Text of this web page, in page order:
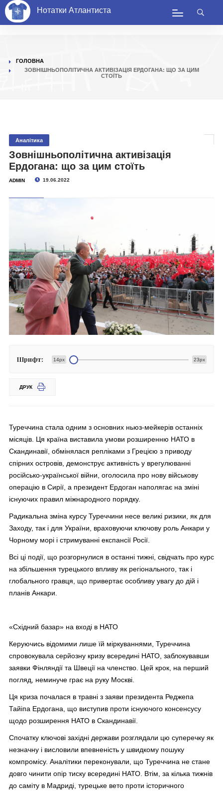
Нотатки Атлантиста
ГОЛОВНА
ЗОВНІШНЬОПОЛІТИЧНА АКТИВІЗАЦІЯ ЕРДОГАНА: ЩО ЗА ЦИМ
СТОЇТЬ
Аналітика
Зовнішньополітична активізація
Ердогана: що за цим стоїть
ADMIN 19.06.2022
Шрифт: 14px 23px
ДРУК
Туреччина стала одним з основних ньюз-мейкерів останніх
місяців. Ця країна виставила умови розширенню НАТО в
Скандинавії, обмінялася репліками з Грецією з приводу
спірних островів, демонструє активність у врегулюванні
російсько-української війни, оголосила про нову військову
операцію в Сирії, а президент Ердоган наполягає на зміні
існуючих правил міжнародного порядку.
Радикальна зміна курсу Туреччини несе великі ризики, як для
Заходу, так і для України, враховуючи ключову роль Анкари у
Чорному морі і стримуванні експансії Росії.
Всі ці події, що розгорнулися в останні тижні, свідчать про курс
на збільшення турецького впливу як регіонального, так і
глобального гравця, що привертає особливу увагу до дій і
планів Анкари.
«Східний базар» на вході в НАТО
Керуючись відомими лише їй міркуваннями, Туреччина
спровокувала серйозну кризу всередині НАТО, заблокувавши
заявки Фінляндії та Швеції на членство. Цей крок, на перший
погляд, неминуче грає на руку Москві.
Ця криза почалася в травні з заяви президента Реджепа
Тайіпа Ердогана, що виступив проти існуючого консенсусу
щодо розширення НАТО в Скандинавії.
Спочатку ключові західні держави розглядали цю суперечку як
незначну і висловили впевненість у швидкому пошуку
компромісу. Аналітики переконували, що Туреччина не стане
довго чинити опір тиску всередині НАТО. Втім, за кілька тижнів
до саміту в Мадриді, турецьке вето проти історичного